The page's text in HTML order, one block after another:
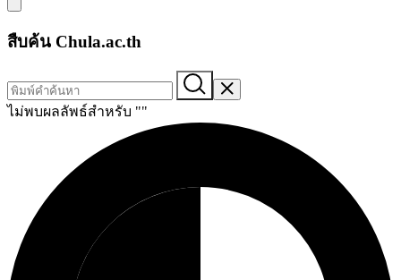
สืบค้น Chula.ac.th
ไม่พบผลลัพธ์สำหรับ ""